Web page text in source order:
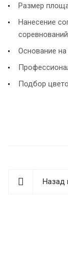
Размер
Нанесение
Основание
Подбор
Назад